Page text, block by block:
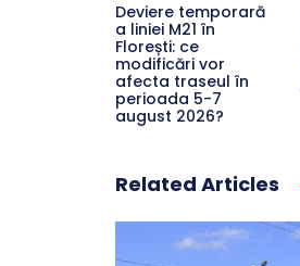
Deviere temporară
a liniei M21 în
Florești: ce
modificări vor
afecta traseul în
perioada 5-7
august 2026?
Related Articles